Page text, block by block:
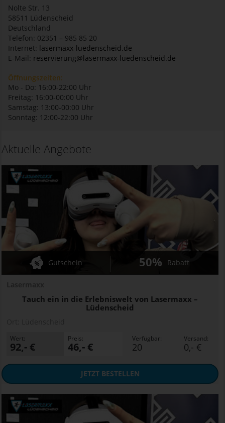
Nolte Str. 13
58511 Lüdenscheid
Deutschland
Telefon: 02351 – 985 85 20
Internet: lasermaxx-luedenscheid.de
E-Mail: reservierung@lasermaxx-luedenscheid.de
Öffnungszeiten:
Mo - Do: 16:00-22:00 Uhr
Freitag: 16:00-00:00 Uhr
Samstag: 13:00-00:00 Uhr
Sonntag: 12:00-22:00 Uhr
Aktuelle Angebote
Tauch ein in die Erlebniswelt von Lasermaxx –
Lüdenscheid
Gutschein 50% Rabatt
Wert:
92,- €
Preis:
46,- €
Verfügbar:
20
Versand:
0,- €
JETZTBESTELLEN